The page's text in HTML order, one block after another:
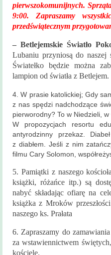
pierwszokomunijnych.
9:00. Zapraszamy
przedświątecznym
– Betlejemskie Światło
Lubaniu przyniosą do
Światełko będzie można
lampion od światła z Betlejem.
4. W prasie katolickiej; Gdy
z nas spędzi nadchodzące
pierworodny? To w Niedzieli,
W propozycjach resortu
antyrodzinny przekaz.
z diabłem. Jeśli z nim
filmu Cary Solomon,
5. Pamiątki z naszego
książki, różańce itp.) są
nabyć składając ofiarę na
książka z Mroków
naszego ks. Prałata
6. Zapraszamy do
za wstawiennictwem
kościele.